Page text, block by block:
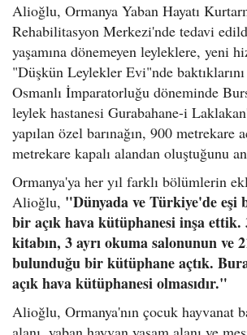
Alioğlu, Ormanya Yaban Hayatı
Rehabilitasyon Merkezi'nde tedavi
yaşamına dönemeyen leyleklere, yeni
"Düşkün Leylekler Evi"nde
Osmanlı İmparatorluğu döneminde
leylek hastanesi Gurabahane-i
yapılan özel barınağın, 900 metrekare
metrekare kapalı alandan oluştuğunu
Ormanya'ya her yıl farklı bölümlerin
Alioğlu, "Dünyada ve Türkiye'de eşi
bir açık hava kütüphanesi inşa ettik.
kitabın, 3 ayrı okuma salonunun ve
bulunduğu bir kütüphane açtık.
açık hava kütüphanesi olmasıdır."
Alioğlu, Ormanya'nın çocuk hayvanat